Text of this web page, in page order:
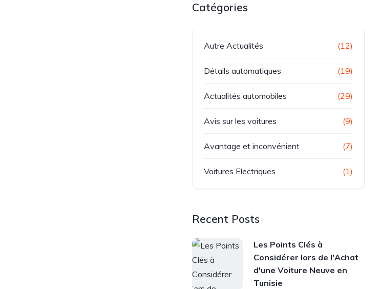
Catégories
Autre Actualités (12)
Détails automatiques (19)
Actualités automobiles (29)
Avis sur les voitures (9)
Avantage et inconvénient (7)
Voitures Electriques (1)
Recent Posts
Les Points Clés à
Considérer lors de l'Achat
d'une Voiture Neuve en
Tunisie